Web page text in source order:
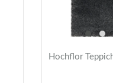
Hochflor